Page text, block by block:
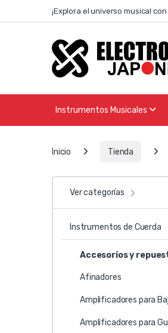
Skip to navigation
Skip to content¡Explora el universo musical
Instrumentos Musicales
Inicio Tienda
Ver categorías
Instrumentos de Cuerda
Accesorios y
Afinadores
Amplificadores para
Amplificadores para